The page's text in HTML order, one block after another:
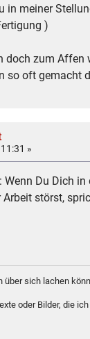
in meiner
)
doch zum Affen
so oft gemacht
»
Wenn Du Dich
störst,
über sich lachen
oder Bilder, die